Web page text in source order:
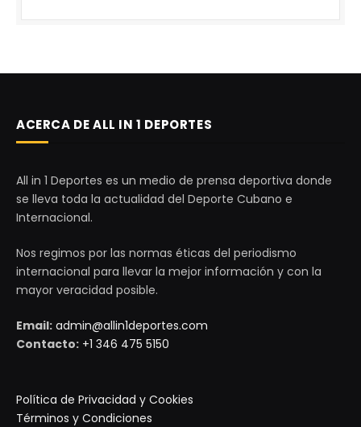
ACERCA DE ALL IN 1 DEPORTES
All in 1 Deportes es un medio de prensa deportiva donde
se lleva toda la actualidad del Deporte Cubano e
Internacional.
Nos regimos por las normas éticas del periodismo
internacional para llevar la mejor información y con la
mayor veracidad posible.
Email: admin@allin1deportes.com
Contacto: +1 346 475 5150
Política de Privacidad y Cookies
Términos y Condiciones